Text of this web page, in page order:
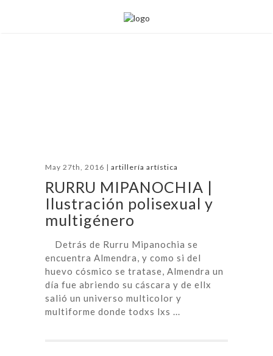
May 27th, 2016 | artillería artística
RURRU MIPANOCHIA |
Ilustración polisexual y
multigénero
Detrás de Rurru Mipanochia se
encuentra Almendra, y como si del
huevo cósmico se tratase, Almendra un
día fue abriendo su cáscara y de ellx
salió un universo multicolor y
multiforme donde todxs lxs ...